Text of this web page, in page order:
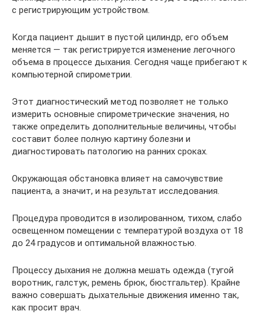
с регистрирующим устройством.
Когда пациент дышит в пустой цилиндр, его объем
меняется — так регистрируется изменение легочного
объема в процессе дыхания. Сегодня чаще прибегают к
компьютерной спирометрии.
Этот диагностический метод позволяет не только
измерить основные спирометрические значения, но
также определить дополнительные величины, чтобы
составит более полную картину болезни и
диагностировать патологию на ранних сроках.
Окружающая обстановка влияет на самочувствие
пациента, а значит, и на результат исследования.
Процедура проводится в изолированном, тихом, слабо
освещенном помещении с температурой воздуха от 18
до 24 градусов и оптимальной влажностью.
Процессу дыхания не должна мешать одежда (тугой
воротник, галстук, ремень брюк, бюстгальтер). Крайне
важно совершать дыхательные движения именно так,
как просит врач.